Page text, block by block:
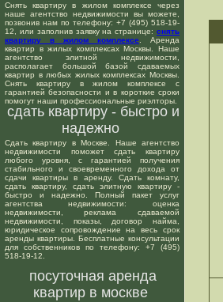
Снять квартиру в жилом комплексе через
наше агентство недвижимости вы можете,
позвонив нам по телефону: +7 (495) 518-19-
12, или заполнив заявку на странице: снять
квартиру в жилом комплексе . Аренда
квартир в жилых комплексах Москвы. Наше
агентство элитной недвижимости,
располагает большой базой сдаваемых
квартир в любых жилых комплексах Москвы.
Снять квартиру в жилом комплексе с
гарантией безопасности и в короткие сроки
помогут наши профессиональные риэлторы.
сдать квартиру - быстро и
надежно
Сдать квартиру в Москве. Наше агентство
недвижимости поможет сдать квартиру
любого уровня, с гарантией получения
стабильного и своевременного дохода от
сдачи квартиры в аренду. Сдать комнату,
сдать квартиру, сдать элитную квартиру -
быстро и надежно. Полный пакет услуг
агентства недвижимости: оценка
недвижимости, реклама сдаваемой
недвижимости, показы, договор найма,
юридическое сопровождение на весь срок
аренды квартиры. Бесплатные консультации
для собственников по телефону: +7 (495)
518-19-12.
посуточная аренда
квартир в москве